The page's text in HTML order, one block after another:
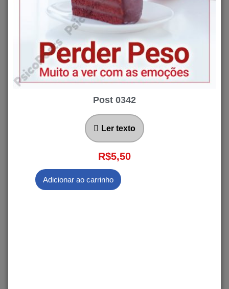
Post 0342
Ler texto
R$5,50
Adicionar ao carrinho